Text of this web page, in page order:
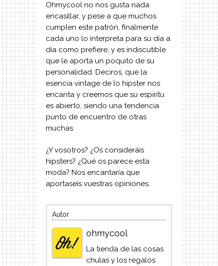
Ohmycool no nos gusta nada
encasillar, y pese a que muchos
cumplen este patrón, finalmente
cada uno lo interpreta para su día a
día como prefiere, y es indiscutible
que le aporta un poquito de su
personalidad. Deciros, que la
esencia vintage de lo hipster nos
encanta y creemos que su espirítu
es abierto, siendo una tendencia
punto de encuentro de otras
muchas.
¿Y vosotros? ¿Os consideráis
hipsters? ¿Qué os parece esta
moda? Nos encantaría que
aportaseis vuestras opiniones.
Autor
ohmycool
La tienda de las cosas
chulas y los regalos